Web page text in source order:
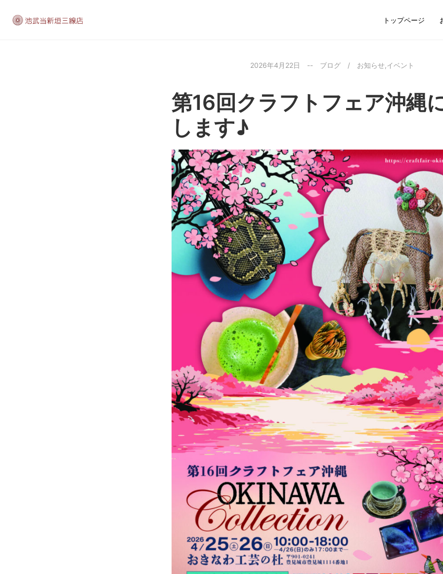
トップページ
2026年4月22日 -- ブログ / お知らせ,イベント
第16回クラフトフェア沖縄
します♪